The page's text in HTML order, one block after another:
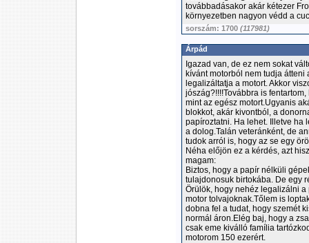
továbbadásakor akár kétezer
környezetben nagyon védd a
sorszám: 1700 (117981)
Árpád
Igazad van, de ez nem sokat
kívánt motorból nem tudja
legalizáltatja a motort. Akkor
jószág?!!!!Továbbra is
mint az egész motort.Ugyanis
blokkot, akár kivontból, a
papíroztatni. Ha lehet. Illetve ha
a dolog.Talán veteránként, de
tudok arról is, hogy az se egy
Néha előjön ez a kérdés, azt
magam:
Biztos, hogy a papír nélküli
tulajdonosuk birtokába. De egy
Örülök, hogy nehéz legalizálni
motor tolvajoknak.Tőlem is
dobna fel a tudat, hogy szemét
normál áron.Elég baj, hogy a
csak eme kiválló família
motorom 150 ezerért.